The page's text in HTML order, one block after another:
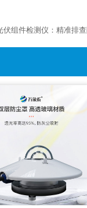
伏组件检测仪：精准排